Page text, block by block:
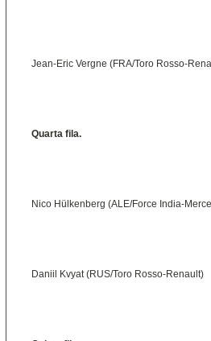
Jean-Eric Vergne (FRA/Toro Rosso-
Quarta fila.
Nico Hülkenberg (ALE/Force India-
Daniil Kvyat (RUS/Toro Rosso-Renault)